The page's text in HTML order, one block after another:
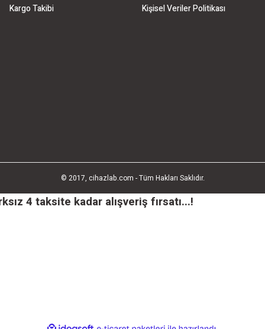
Kargo Takibi
Kişisel Veriler Politikası
© 2017, cihazlab.com - Tüm Hakları Saklıdır.
4 taksite kadar alışveriş fırsatı...!